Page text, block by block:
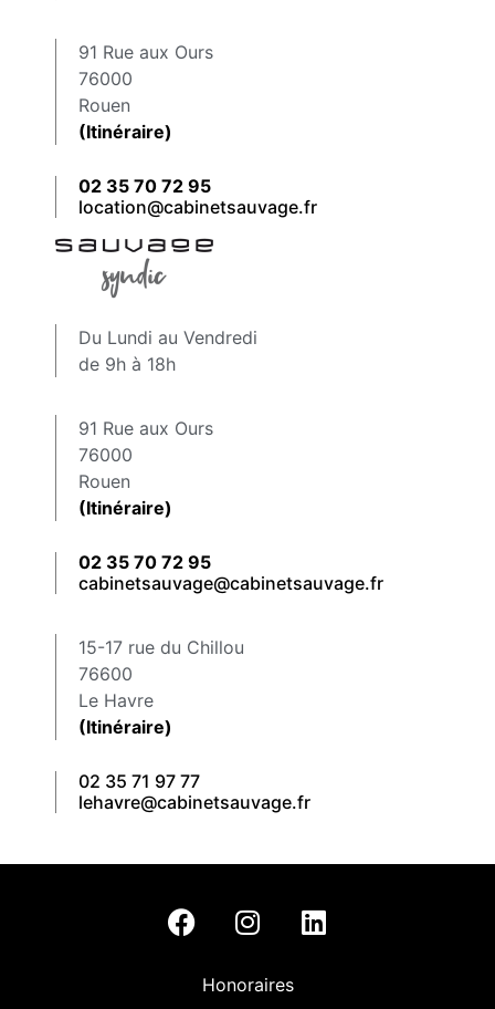
91 Rue aux Ours
76000
Rouen
(Itinéraire)
02 35 70 72 95
location@cabinetsauvage.fr
Du Lundi au Vendredi
de 9h à 18h
91 Rue aux Ours
76000
Rouen
(Itinéraire)
02 35 70 72 95
cabinetsauvage@cabinetsauvage.fr
15-17 rue du Chillou
76600
Le Havre
(Itinéraire)
02 35 71 97 77
lehavre@cabinetsauvage.fr
Honoraires